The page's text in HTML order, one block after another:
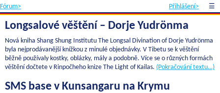
Fórum> Přihlášení> ☰
Longsalové věštění – Dorje Yudrönma
Nová kniha Shang Shung Institutu The Longsal Divination of Dorje Yudrönma
byla nejprodávanější knížkou z minulé objednávky. V Tibetu se k věštění
běžně používaly kostky, oblázky, mály a podobně. Více se o různých formách
věštění dočtete v Rinpočheho knize The Light of Kailas. (Pokračování textu…)
SMS base v Kunsangaru na Krymu